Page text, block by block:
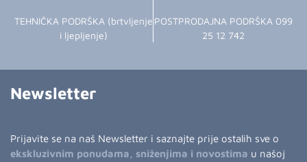
TEHNIČKA PODRŠKA (brtvljenje
i ljepljenje)
POSTPRODAJNA PODRŠKA 099
25 12 742
Newsletter
Prijavite se na naš Newsletter i saznajte prije ostalih sve o
ekskluzivnim ponudama, sniženjima i novostima u našoj